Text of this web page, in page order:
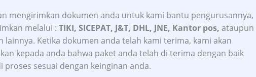
mengirimkan dokumen anda untuk kami bantu pengurusannya,
melalui : TIKI, SICEPAT, J&T, DHL, JNE, Kantor pos, ataupun
lainnya. Ketika dokumen anda telah kami terima, kami akan
kepada anda bahwa paket anda telah di terima dengan baik
proses sesuai dengan keinginan anda.